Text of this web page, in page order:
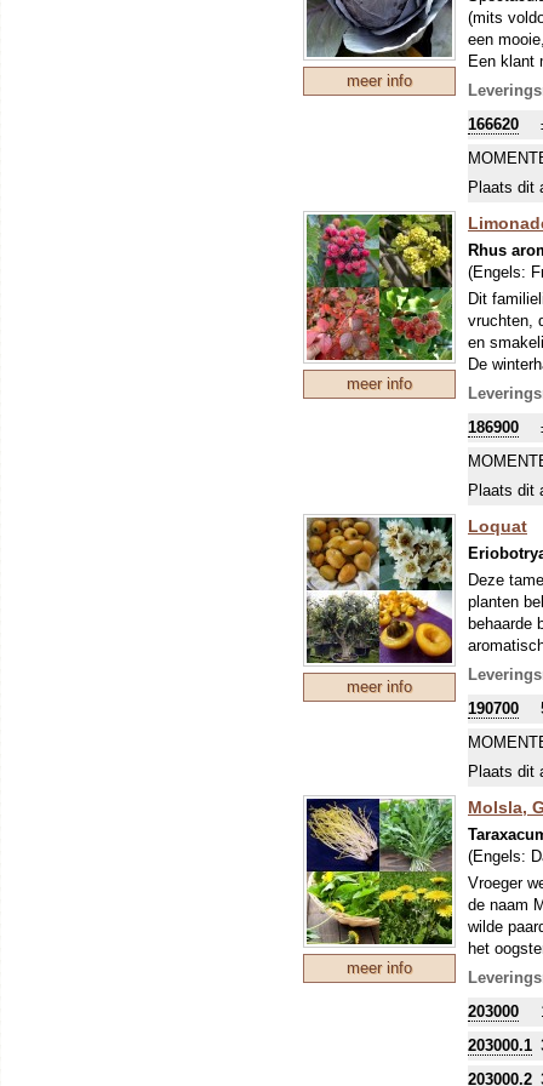
meer info
(mits
een
Een klant
ze
Het
een
hebben.
166620
Plaats dit
meer info
Rhus
(Engels:
Dit
vruchten,
en
De
Na de
tegelijk
186900
Plaats dit
meer info
Loquat
Deze
planten
behaarde
De vrucht
verwerkt
worden
op de
Mespilus
China en
wordt de
Wikipedia)
190700
Plaats dit
meer info
Molsla,
(Engels:
Vroeger
de naam
wilde
het
bleekpot
het licht
maar ze
De wortel
aan
203000
203000.1
203000.2